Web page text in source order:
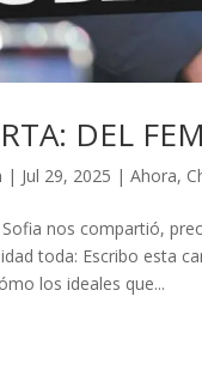
DEL
| Jul 29, 2025 |Ahora,
nos compartió,
toda: Escribo esta
los ideales que...